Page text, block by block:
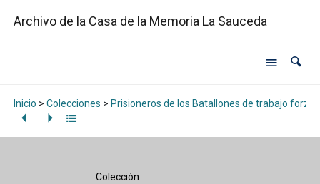
Archivo de la Casa de la Memoria La Sauceda
Inicio > Colecciones > Prisioneros de los Batallones de trabajo
Colección